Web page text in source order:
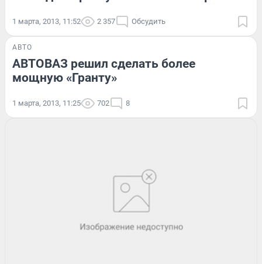
1 марта, 2013, 11:52 2 357 Обсудить
АВТО
АВТОВАЗ решил сделать более
мощную «Гранту»
1 марта, 2013, 11:25 702 8